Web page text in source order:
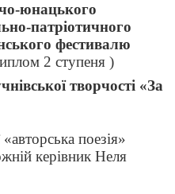
юнацького
патріотичного
фестивалю
2 ступеня )
творчості «За
поезія»
керівник Неля